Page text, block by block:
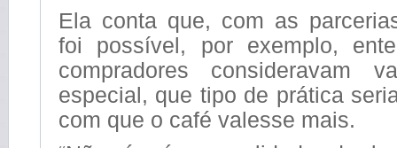
Ela conta que, com as
foi possível, por exemplo,
compradores consideravam
especial, que tipo de prática
com que o café valesse mais.